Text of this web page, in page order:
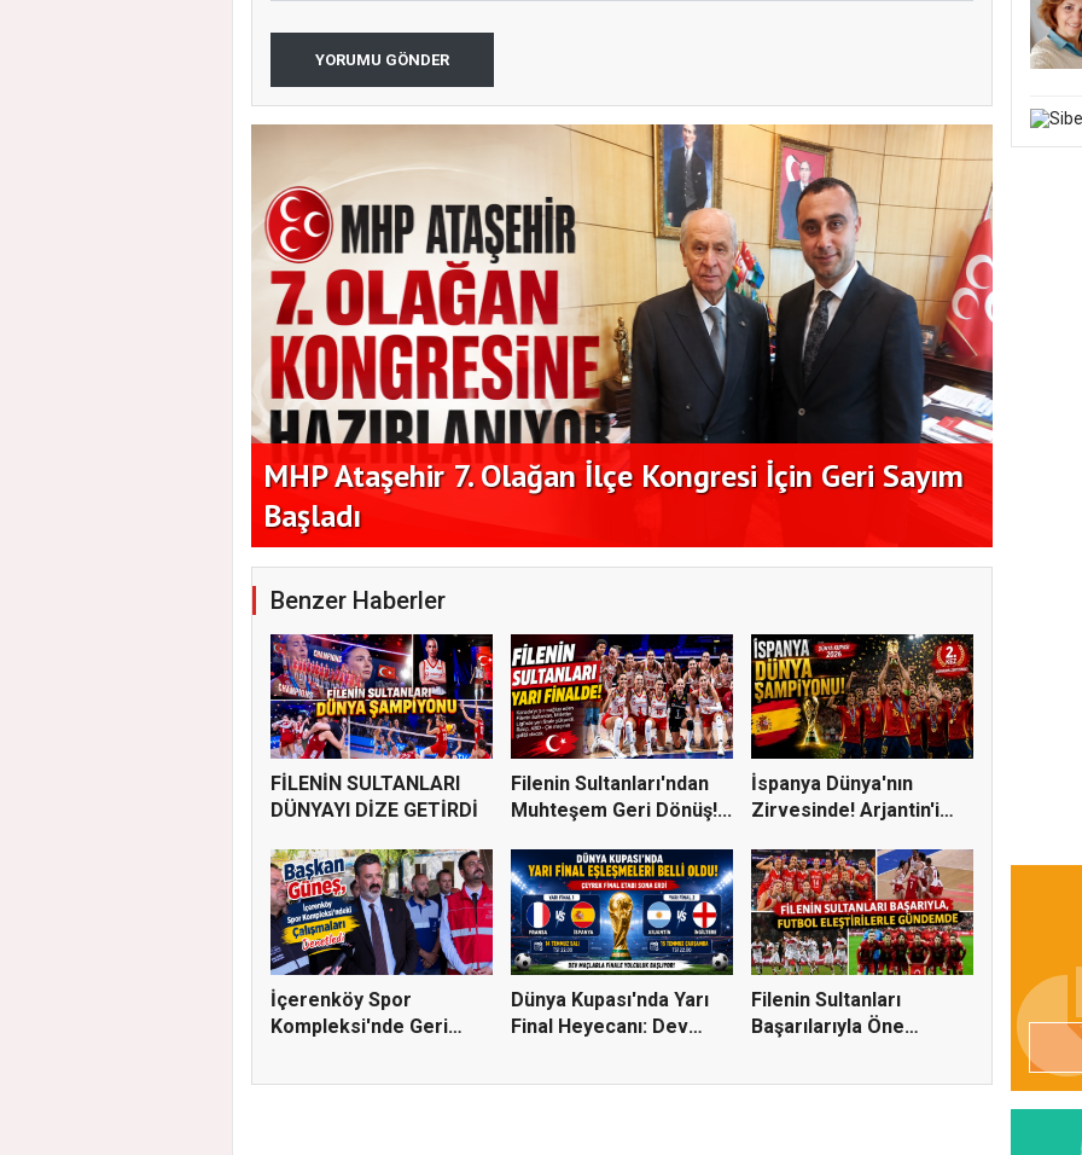
YORUMU GÖNDER
MHP Ataşehir 7. Olağan İlçe Kongresi İçin Geri Sayım
Başladı
Benzer Haberler
FİLENİN SULTANLARI
DÜNYAYI DİZE GETİRDİ
Filenin Sultanları'ndan
Muhteşem Geri Dönüş!...
İspanya Dünya'nın
Zirvesinde! Arjantin'i
İçerenköy Spor
Kompleksi'nde Geri
Dünya Kupası'nda Yarı
Final Heyecanı: Dev
Filenin Sultanları
Başarılarıyla Öne